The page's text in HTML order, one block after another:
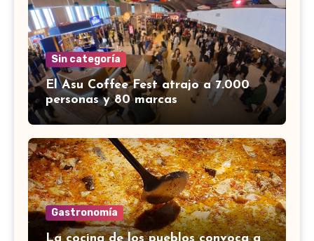
Sin categoría
El Asu Coffee Fest atrajo a 7.000
personas y 80 marcas
Gastronomía